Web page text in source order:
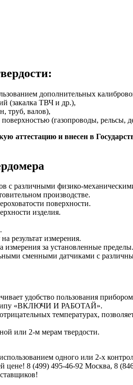
дополнительных
(закалка ТВЧ и др.),
труб, валов),
(газопроводы, рельсы,
аттестацию и внесен в
с различными физико-
производстве.
поверхности.
изделия.
результат измерения.
измерения за установленные пределы.
сменными датчиками с
удобство пользования
«ВКЛЮЧИ И РАБОТАЙ».
температурах,
или 2-м мерам твердости.
одного или 2-х
8 (499) 495-46-92 Москва, 8